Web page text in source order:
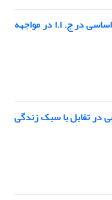
در ج. ا.ا در مواجهه
تقابل با سبک زندگی